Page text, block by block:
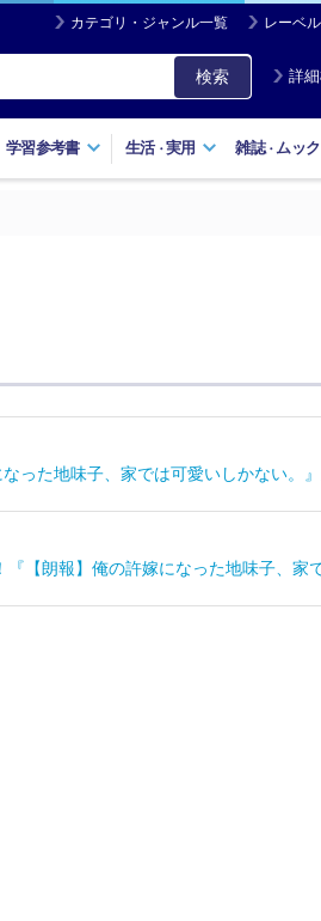
カテゴリ・ジャンル一覧 レーベ
検索 詳
学習参考書 生活・実用 雑誌・ ムック
った地味子、家では可愛いしかない。
【朗報】俺の許嫁になった地味子、家